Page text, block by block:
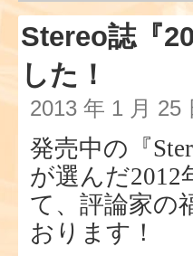
Stereo誌『
した！
2013 年 1 月 25
発売中の『
が選んだ2012
て、評論家の
おります！